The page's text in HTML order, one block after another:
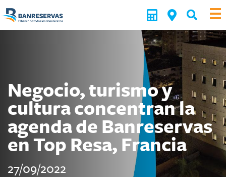
Negocio, turismo y
cultura concentran la
agenda de Banreservas
en Top Resa, Francia
27/09/2022